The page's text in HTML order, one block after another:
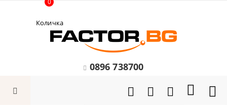
Количка
0
0896 738700